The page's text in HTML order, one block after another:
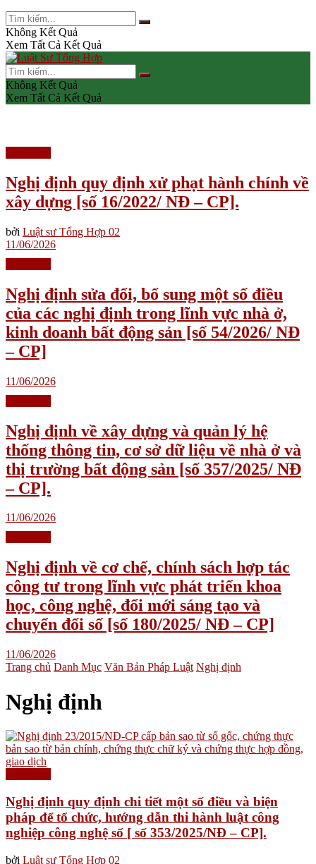
Không Kết Quả
Xem Tất Cả Kết Quả
Không Kết Quả
Xem Tất Cả Kết Quả
Nghị định quy định xử phạt hành chính về
xây dựng [số 16/2022/ NĐ – CP].
bởi Luật sư Tổng Hợp 02
11/06/2026
Nghị định sửa đổi, bổ sung một số điều
của các nghị định trong lĩnh vực nhà ở,
kinh doanh bất động sản [số 54/2026/ NĐ
– CP]
11/06/2026
Nghị định về xây dựng và quản lý hệ
thống thông tin, cơ sở dữ liệu về nhà ở và
thị trường bất động sản [số 357/2025/ NĐ
– CP].
11/06/2026
Nghị định về cơ chế, chính sách hợp tác
công tư trong lĩnh vực phát triển khoa
học, công nghệ, đổi mới sáng tạo và
chuyển đổi số [số 180/2025/ NĐ – CP]
11/06/2026
Trang chủ Danh Mục Văn Bản Pháp Luật Nghị định
Nghị định
Nghị định quy định chi tiết một số điều và biện
pháp để tổ chức, hướng dẫn thi hành luật công
nghiệp công nghệ số [ số 353/2025/NĐ – CP].
bởi Luật sư Tổng Hợp 02